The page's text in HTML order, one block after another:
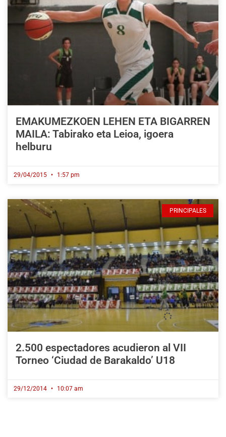
EMAKUMEZKOEN LEHEN ETA BIGARREN
MAILA: Tabirako eta Leioa, igoera
helburu
29/04/2015 1:57 pm
PRINCIPALES
2.500 espectadores acudieron al VII
Torneo ‘Ciudad de Barakaldo’ U18
29/12/2014 10:07 am